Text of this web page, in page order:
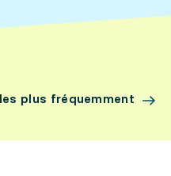
plus fréquemment